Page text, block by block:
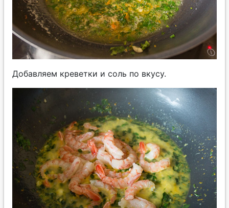
Добавляем креветки и соль по вкусу.